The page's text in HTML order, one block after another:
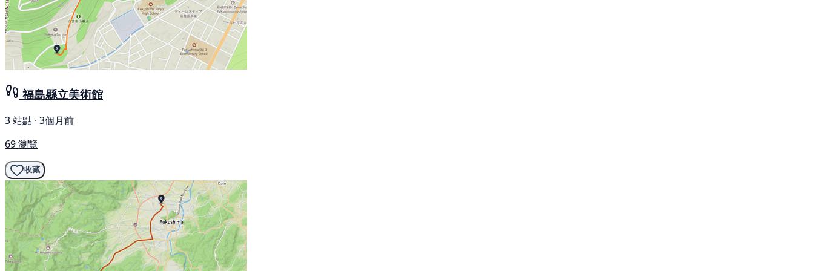
福島縣立美術館
3 站點 · 3個月前
69 瀏覽
收藏